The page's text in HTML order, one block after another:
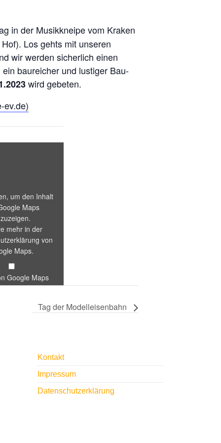
in der Musikkneipe vom Kraken
Los gehts mit unseren
wir werden sicherlich einen
baureicher und lustiger Bau-
wird gebeten.
ev.de)
um den Inhalt
Maps
mehr in der
von
Maps.
Google Maps
anzeigen
von RangierbarTag der Modelleisenbahn
Kontakt
Impressum
Datenschutzerklärung